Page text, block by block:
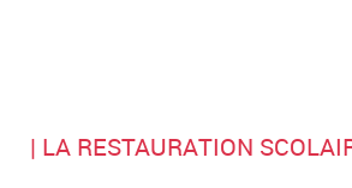
| LA RESTAURATION